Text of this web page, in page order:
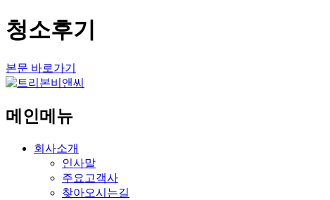
청소후기
본문 바로가기
메인메뉴
회사소개
인사말
주요고객사
찾아오시는길